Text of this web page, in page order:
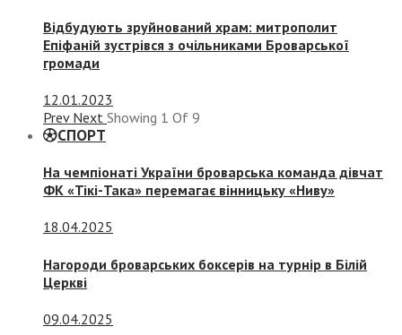
Відбудують зруйнований храм: митрополит
Епіфаній зустрівся з очільниками Броварської
громади
12.01.2023
Prev Next Showing 1 Of 9
СПОРТ
На чемпіонаті України броварська команда дівчат
ФК «Тікі-Така» перемагає вінницьку «Ниву»
18.04.2025
Нагороди броварських боксерів на турнір в Білій
Церкві
09.04.2025